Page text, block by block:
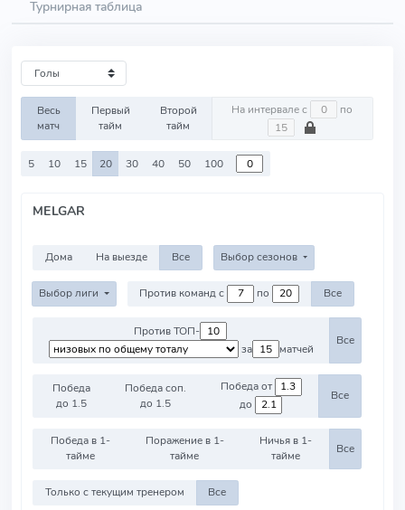
Турнирная таблица
Весь
матч
Первый
тайм
Второй
тайм
На интервале с по
5 10 15 20 30 40 50 100
MELGAR
Дома На выезде Все Выбор сезонов
Выбор лиги Против команд с по Все
Против ТОП-
за
матчей
Все
Победа
до 1.5
Победа соп.
до 1.5
Победа от
до
Все
Победа в 1-
тайме
Поражение в 1-
тайме
Ничья в 1-
тайме
Все
Только с текущим тренером Все